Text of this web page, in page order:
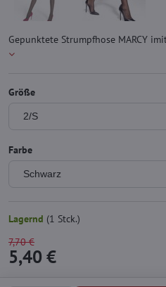
Gepunktete Strumpfhose MARCY
Größe
Farbe
Lagernd (1 Stck.)
7,70 €
5,40 €